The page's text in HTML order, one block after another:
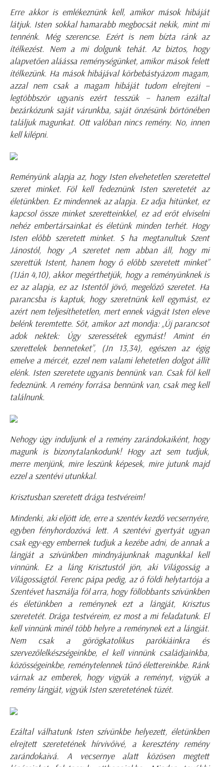
Erre akkor is emlékeznünk kell, amikor mások hibáját
látjuk. Isten sokkal hamarabb megbocsát nekik, mint mi
tennénk. Még szerencse. Ezért is nem bízta ránk az
ítélkezést. Nem a mi dolgunk tehát. Az biztos, hogy
alapvetően aláássa reménységünket, amikor mások felett
ítélkezünk. Ha mások hibájával körbebástyázom magam,
azzal nem csak a magam hibáját tudom elrejteni –
legtöbbször ugyanis ezért tesszük – hanem ezáltal
bezárkózunk saját várunkba, saját önzésünk börtönében
találjuk magunkat. Ott valóban nincs remény. No, innen
kell kilépni.
Reményünk alapja az, hogy Isten elvehetetlen szeretettel
szeret minket. Föl kell fedeznünk Isten szeretetét az
életünkben. Ez mindennek az alapja. Ez adja hitünket, ez
kapcsol össze minket szeretteinkkel, ez ad erőt elviselni
nehéz embertársainkat és életünk minden terhét. Hogy
Isten előbb szeretett minket. S ha megtanultuk Szent
Jánostól, hogy „A szeretet nem abban áll, hogy mi
szerettük Istent, hanem hogy ő előbb szeretett minket”
(1Ján 4,10), akkor megérthetjük, hogy a reményünknek is
ez az alapja, ez az Istentől jövő, megelőző szeretet. Ha
parancsba is kaptuk, hogy szeretnünk kell egymást, ez
azért nem teljesíthetetlen, mert ennek vágyát Isten eleve
belénk teremtette. Sőt, amikor azt mondja: „Új parancsot
adok nektek: Úgy szeressétek egymást! Amint én
szerettelek benneteket”, (Jn 13,34), egészen az égig
emelve a mércét, ezzel nem valami lehetetlen dolgot állít
elénk. Isten szeretete ugyanis bennünk van. Csak föl kell
fedeznünk. A remény forrása bennünk van, csak meg kell
találnunk.
Nehogy úgy induljunk el a remény zarándokaiként, hogy
magunk is bizonytalankodunk! Hogy azt sem tudjuk,
merre menjünk, mire leszünk képesek, mire jutunk majd
ezzel a szentévi utunkkal.
Krisztusban szeretett drága testvéreim!
Mindenki, aki eljött ide, erre a szentév kezdő vecsernyére,
egyben fényhordozóvá lett. A szentévi gyertyát ugyan
csak egy-egy embernek tudjuk a kezébe adni, de annak a
lángját a szívünkben mindnyájunknak magunkkal kell
vinnünk. Ez a láng Krisztustól jön, aki Világosság a
Világosságtól. Ferenc pápa pedig, az ő földi helytartója a
Szentévet használja föl arra, hogy föllobbants szívünkben
és életünkben a reménynek ezt a lángját, Krisztus
szeretetét. Drága testvéreim, ez most a mi feladatunk. El
kell vinnünk minél több helyre a reménynek ezt a lángját.
Nem csak a görögkatolikus parókiáinkra és
szervezőlelkészségeinkbe, el kell vinnünk családjainkba,
közösségeinkbe, reménytelennek tűnő élettereinkbe. Ránk
várnak az emberek, hogy vigyük a reményt, vigyük a
remény lángját, vigyük Isten szeretetének tüzét.
Ezáltal válhatunk Isten szívünkbe helyezett, életünkben
elrejtett szeretetének hírvivőivé, a keresztény remény
zarándokaivá. A vecsernye alatt közösen megtett